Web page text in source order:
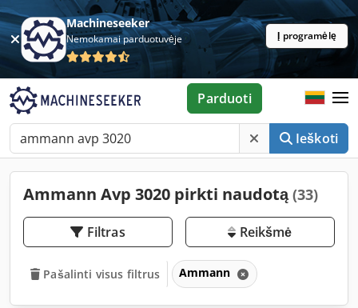
Machineseeker
Nemokamai parduotuvėje Į programėlę
Ieškoti
Parduoti
Ammann Avp 3020 pirkti naudotą(33)
Filtras Reikšmė
Pašalinti visus filtrus Ammann